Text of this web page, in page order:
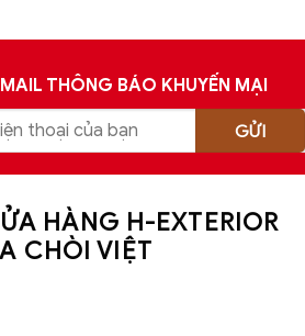
THÔNG BÁO KHUYẾN MẠI
HÀNG H-EXTERIOR
CHÒI VIỆT